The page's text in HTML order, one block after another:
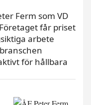
Ferm som VD
får priset
arbete
för hållbara